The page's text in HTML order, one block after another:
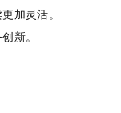
加灵活。
新。